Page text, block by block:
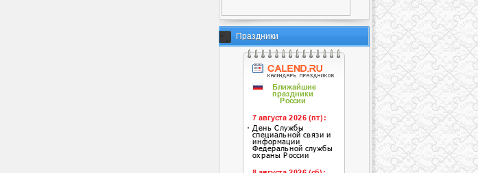
Праздники